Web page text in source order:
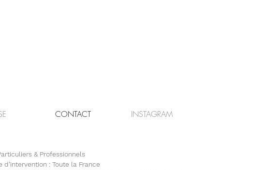
CONTACT INSTAGRAM
& Professionnels
d'intervention : Toute la France